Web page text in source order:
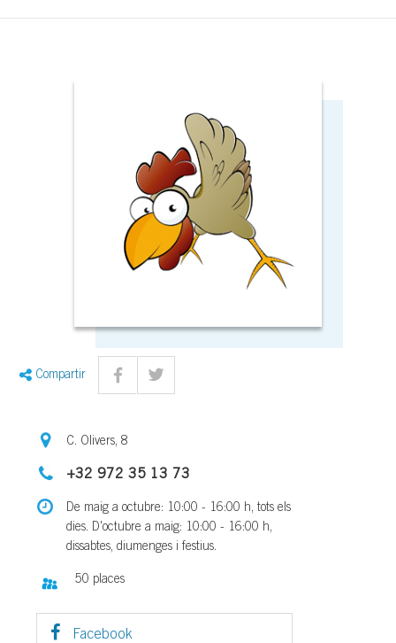
Compartir
C. Olivers, 8
+32 972 35 13 73
De maig a octubre: 10:00 - 16:00 h, tots els
dies. D'octubre a maig: 10:00 - 16:00 h,
dissabtes, diumenges i festius.
50 places
Facebook